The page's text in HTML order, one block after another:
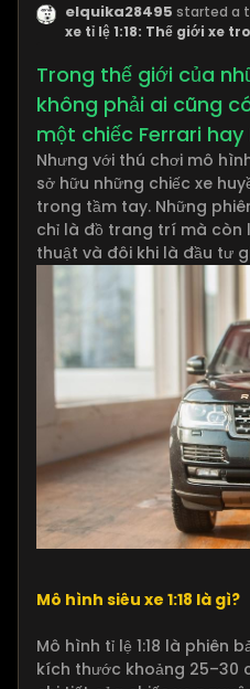
elquika28495 started a
xe tỉ lệ 1:18: Thế giới xe
Trong thế giới của
không phải ai cũng
một chiếc Ferrari
Nhưng với thú chơi mô
sở hữu những chiếc xe
trong tầm tay. Những
chỉ là đồ trang trí mà còn
thuật và đôi khi là đầu tư
Mô hình siêu xe 1:18 là gì?
Mô hình tỉ lệ 1:18 là phiên
kích thước khoảng 25–30